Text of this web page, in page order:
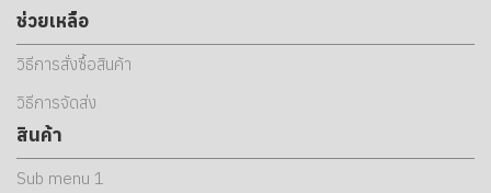
ช่วยเหลือ
วิธีการสั่งซื้อสินค้า
วิธีการจัดส่ง
สินค้า
Sub menu 1